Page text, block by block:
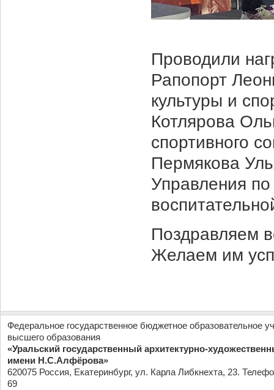
Проводили
Рапопорт
культуры и
Котлярова
спортивного
Пермякова
Управления
Поздравляем
Желаем им
Федеральное государственное бюджетное образовательное
высшего образования
«Уральский государственный архитектурно-
имени Н.С.Алфёрова»
620075 Россия, Екатеринбург, ул. Карла Либкнехта, 23.
69